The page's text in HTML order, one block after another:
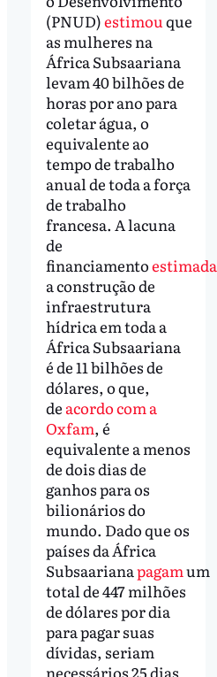
(PNUD)estimou que
as mulheres na
África Subsaariana
levam 40 bilhões de
horas por ano para
coletar água, o
equivalente ao
tempo de trabalho
anual de toda a força
de trabalho
francesa. A lacuna
de
financiamentoestimada
a construção de
infraestrutura
hídrica em toda a
África Subsaariana
é de 11 bilhões de
dólares, o que,
de acordo com a
Oxfam, é
equivalente a menos
de dois dias de
ganhos para os
bilionários do
mundo. Dado que os
países da África
Subsaarianapagamum
total de 447 milhões
de dólares por dia
para pagar suas
dívidas, seriam
necessários 25 dias